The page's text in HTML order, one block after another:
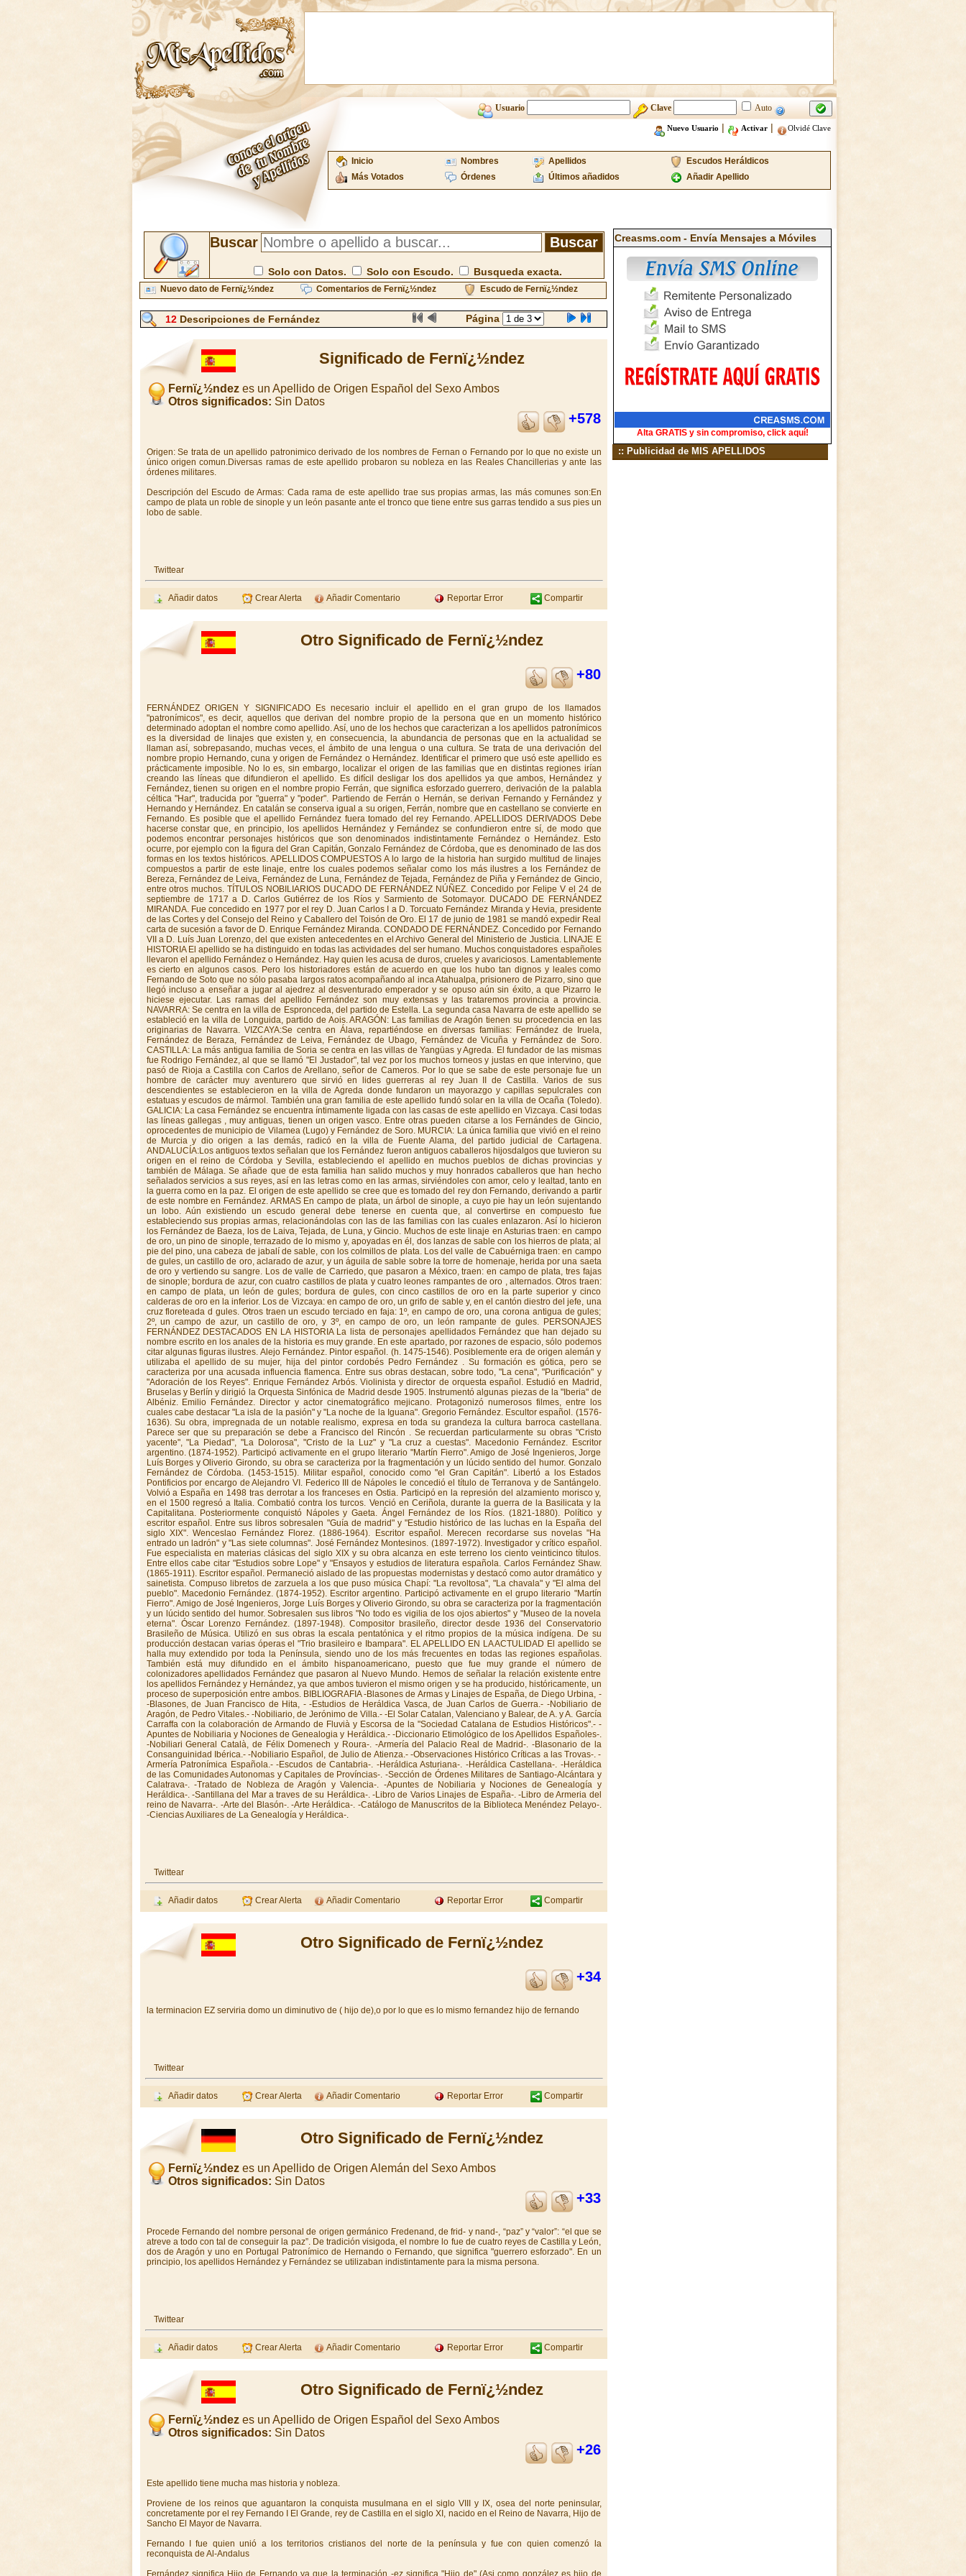
Usuario Clave Auto
Nuevo Usuario | Activar| Olvidé Clave
Inicio Nombres Apellidos
Escudos Heráldicos
Más Votados
Órdenes Últimos añadidos Añadir Apellido
Buscar
Solo con Datos. Solo con Escudo. Busqueda exacta.
Nuevo dato de Fernï¿½ndez Comentarios de Fernï¿½ndez Escudo de Fernï¿½ndez
12 Descripciones de Fernández Página
Significado de Fernï¿½ndez
Fernï¿½ndezes un Apellido de Origen Español del Sexo Ambos
Otros significados: Sin Datos
+578
Origen: Se trata de un apellido patronimico derivado de los nombres de Fernan o Fernando por lo que no existe un
único origen comun.Diversas ramas de este apellido probaron su nobleza en las Reales Chancillerias y ante las
órdenes militares.
Descripción del Escudo de Armas: Cada rama de este apellido trae sus propias armas, las más comunes son:En
campo de plata un roble de sinople y un león pasante ante el tronco que tiene entre sus garras tendido a sus pies un
lobo de sable.
Twittear
Añadir datos Crear Alerta Añadir Comentario Reportar Error Compartir
Otro Significado de Fernï¿½ndez
+80
FERNÁNDEZ ORIGEN Y SIGNIFICADO Es necesario incluir el apellido en el gran grupo de los llamados "patronímicos", es decir, aquellos que derivan del nombre propio de la persona que en un momento histórico determinado adoptan el nombre como apellido. Así, uno de los hechos que caracterizan a los apellidos patronímicos es la diversidad de linajes que existen y, en consecuencia, la abundancia de personas que en la actualidad se llaman así, sobrepasando, muchas veces, el ámbito de una lengua o una cultura. Se trata de una derivación del nombre propio Hernando, cuna y origen de Fernández o Hernández. Identificar el primero que usó este apellido es prácticamente imposible. No lo es, sin embargo, localizar el origen de las familias que en distintas regiones irían creando las líneas que difundieron el apellido. Es difícil desligar los dos apellidos ya que ambos, Hernández y Fernández, tienen su origen en el nombre propio Ferrán, que significa esforzado guerrero, derivación de la palabla céltica "Har", traducida por "guerra" y "poder". Partiendo de Ferrán o Hernán, se derivan Fernando y Fernández y Hernando y Hernández. En catalán se conserva igual a su origen, Ferrán, nombre que en castellano se convierte en Fernando. Es posible que el apellido Fernández fuera tomado del rey Fernando. APELLIDOS DERIVADOS Debe hacerse constar que, en principio, los apellidos Hernández y Fernández se confundieron entre sí, de modo que podemos encontrar personajes históricos que son denominados indistintamente Fernández o Hernández. Esto ocurre, por ejemplo con la figura del Gran Capitán, Gonzalo Fernández de Córdoba, que es denominado de las dos formas en los textos históricos. APELLIDOS COMPUESTOS A lo largo de la historia han surgido multitud de linajes compuestos a partir de este linaje, entre los cuales podemos señalar como los más ilustres a los Fernández de Bereza, Fernández de Leiva, Fernández de Luna, Fernández de Tejada, Fernández de Piña y Fernández de Gincio, entre otros muchos. TÍTULOS NOBILIARIOS DUCADO DE FERNÁNDEZ NÚÑEZ. Concedido por Felipe V el 24 de septiembre de 1717 a D. Carlos Gutiérrez de los Ríos y Sarmiento de Sotomayor. DUCADO DE FERNÁNDEZ MIRANDA. Fue concedido en 1977 por el rey D. Juan Carlos I a D. Torcuato Fernández Miranda y Hevia, presidente de las Cortes y del Consejo del Reino y Caballero del Toisón de Oro. El 17 de junio de 1981 se mandó expedir Real carta de sucesión a favor de D. Enrique Fernández Miranda. CONDADO DE FERNÁNDEZ. Concedido por Fernando VII a D. Luís Juan Lorenzo, del que existen antecedentes en el Archivo General del Ministerio de Justicia. LINAJE E HISTORIA El apellido se ha distinguido en todas las actividades del ser humano. Muchos conquistadores españoles llevaron el apellido Fernández o Hernández. Hay quien les acusa de duros, crueles y avariciosos. Lamentablemente es cierto en algunos casos. Pero los historiadores están de acuerdo en que los hubo tan dignos y leales como Fernando de Soto que no sólo pasaba largos ratos acompañando al inca Atahualpa, prisionero de Pizarro, sino que llegó incluso a enseñar a jugar al ajedrez al desventurado emperador y se opuso aún sin éxito, a que Pizarro le hiciese ejecutar. Las ramas del apellido Fernández son muy extensas y las trataremos provincia a provincia. NAVARRA: Se centra en la villa de Espronceda, del partido de Estella. La segunda casa Navarra de este apellido se estableció en la villa de Longuida, partido de Aois. ARAGÓN: Las familias de Aragón tienen su procedencia en las originarias de Navarra. VIZCAYA:Se centra en Álava, repartiéndose en diversas familias: Fernández de Iruela, Fernández de Beraza, Fernández de Leiva, Fernández de Ubago, Fernández de Vicuña y Fernández de Soro. CASTILLA: La más antigua familia de Soria se centra en las villas de Yangüas y Agreda. El fundador de las mismas fue Rodrigo Fernández, al que se llamó "El Justador", tal vez por los muchos torneos y justas en que intervino, que pasó de Rioja a Castilla con Carlos de Arellano, señor de Cameros. Por lo que se sabe de este personaje fue un hombre de carácter muy aventurero que sirvió en lides guerreras al rey Juan II de Castilla. Varios de sus descendientes se establecieron en la villa de Agreda donde fundaron un mayorazgo y capillas sepulcrales con estatuas y escudos de mármol. También una gran familia de este apellido fundó solar en la villa de Ocaña (Toledo). GALICIA: La casa Fernández se encuentra íntimamente ligada con las casas de este apellido en Vizcaya. Casi todas las líneas gallegas , muy antiguas, tienen un origen vasco. Entre otras pueden citarse a los Fernándes de Gincio, oprocedentes de municipio de Vilamea (Lugo) y Fernández de Soro. MURCIA: La única familia que vivió en el reino de Murcia y dio origen a las demás, radicó en la villa de Fuente Alama, del partido judicial de Cartagena. ANDALUCÍA:Los antiguos textos señalan que los Fernández fueron antiguos caballeros hijosdalgos que tuvieron su origen en el reino de Córdoba y Sevilla, estableciendo el apellido en muchos pueblos de dichas provincias y también de Málaga. Se añade que de esta familia han salido muchos y muy honrados caballeros que han hecho señalados servicios a sus reyes, así en las letras como en las armas, sirviéndoles con amor, celo y lealtad, tanto en la guerra como en la paz. El origen de este apellido se cree que es tomado del rey don Fernando, derivando a partir de este nombre en Fernández. ARMAS En campo de plata, un árbol de sinople, a cuyo pie hay un león sujentando un lobo. Aún existiendo un escudo general debe tenerse en cuenta que, al convertirse en compuesto fue estableciendo sus propias armas, relacionándolas con las de las familias con las cuales enlazaron. Así lo hicieron los Fernández de Baeza, los de Laiva, Tejada, de Luna, y Gincio. Muchos de este linaje en Asturias traen: en campo de oro, un pino de sinople, terrazado de lo mismo y, apoyadas en él, dos lanzas de sable con los hierros de plata; al pie del pino, una cabeza de jabalí de sable, con los colmillos de plata. Los del valle de Cabuérniga traen: en campo de gules, un castillo de oro, aclarado de azur, y un águila de sable sobre la torre de homenaje, herida por una saeta de oro y vertiendo su sangre. Los de valle de Carriedo, que pasaron a México, traen: en campo de plata, tres fajas de sinople; bordura de azur, con cuatro castillos de plata y cuatro leones rampantes de oro , alternados. Otros traen: en campo de plata, un león de gules; bordura de gules, con cinco castillos de oro en la parte superior y cinco calderas de oro en la inferior. Los de Vizcaya: en campo de oro, un grifo de sable y, en el cantón diestro del jefe, una cruz floreteada d gules. Otros traen un escudo terciado en faja: 1º, en campo de oro, una corona antigua de gules; 2º, un campo de azur, un castillo de oro, y 3º, en campo de oro, un león rampante de gules. PERSONAJES FERNÁNDEZ DESTACADOS EN LA HISTORIA La lista de personajes apellidados Fernández que han dejado su nombre escrito en los anales de la historia es muy grande. En este apartado, por razones de espacio, sólo podemos citar algunas figuras ilustres. Alejo Fernández. Pintor español. (h. 1475-1546). Posiblemente era de origen alemán y utilizaba el apellido de su mujer, hija del pintor cordobés Pedro Fernández . Su formación es gótica, pero se caracteriza por una acusada influencia flamenca. Entre sus obras destacan, sobre todo, "La cena", "Purificación" y "Adoración de los Reyes". Enrique Fernández Arbós. Violinista y director de orquesta español. Estudió en Madrid, Bruselas y Berlín y dirigió la Orquesta Sinfónica de Madrid desde 1905. Instrumentó algunas piezas de la "Iberia" de Albéniz. Emilio Fernández. Director y actor cinematográfico mejicano. Protagonizó numerosos filmes, entre los cuales cabe destacar "La isla de la pasión" y "La noche de la Iguana". Gregorio Fernández. Escultor español. (1576-1636). Su obra, impregnada de un notable realismo, expresa en toda su grandeza la cultura barroca castellana. Parece ser que su preparación se debe a Francisco del Rincón . Se recuerdan particularmente su obras "Cristo yacente", "La Piedad", "La Dolorosa", "Cristo de la Luz" y "La cruz a cuestas". Macedonio Fernández. Escritor argentino. (1874-1952). Participó activamente en el grupo literario "Martín Fierro". Amigo de José Ingenieros, Jorge Luís Borges y Oliverio Girondo, su obra se caracteriza por la fragmentación y un lúcido sentido del humor. Gonzalo Fernández de Córdoba. (1453-1515). Militar español, conocido como "el Gran Capitán". Libertó a los Estados Pontificios por encargo de Alejandro VI. Federico III de Nápoles le concedió el título de Terranova y de Santángelo. Volvió a España en 1498 tras derrotar a los franceses en Ostia. Participó en la represión del alzamiento morisco y, en el 1500 regresó a Italia. Combatió contra los turcos. Venció en Ceriñola, durante la guerra de la Basilicata y la Capitalitana. Posteriormente conquistó Nápoles y Gaeta. Ángel Fernández de los Ríos. (1821-1880). Político y escritor español. Entre sus libros sobresalen "Guía de madrid" y "Estudio histórico de las luchas en la España del siglo XIX". Wenceslao Fernández Florez. (1886-1964). Escritor español. Merecen recordarse sus novelas "Ha entrado un ladrón" y "Las siete columnas". José Fernández Montesinos. (1897-1972). Investigador y crítico español. Fue especialista en materias clásicas del siglo XIX y su obra alcanza en este terreno los ciento veinticinco títulos. Entre ellos cabe citar "Estudios sobre Lope" y "Ensayos y estudios de literatura española. Carlos Fernández Shaw. (1865-1911). Escritor español. Permaneció aislado de las propuestas modernistas y destacó como autor dramático y sainetista. Compuso libretos de zarzuela a los que puso música Chapí: "La revoltosa", "La chavala" y "El alma del pueblo". Macedonio Fernández. (1874-1952). Escritor argentino. Participó activamente en el grupo literario "Martín Fierro". Amigo de José Ingenieros, Jorge Luís Borges y Oliverio Girondo, su
Twittear
Añadir datos Crear Alerta Añadir Comentario Reportar Error Compartir
Otro Significado de Fernï¿½ndez
+34
la terminacion EZ serviria domo un diminutivo de ( hijo de),o por lo que es lo mismo fernandez hijo de fernando
Twittear
Añadir datos Crear Alerta Añadir Comentario Reportar Error Compartir
Otro Significado de Fernï¿½ndez
Fernï¿½ndezes un Apellido de Origen Alemán del Sexo Ambos
Otros significados: Sin Datos
+33
Procede Fernando del nombre personal de origen germánico Fredenand, de frid- y nand-, “paz” y “valor”: “el que se
atreve a todo con tal de conseguir la paz”. De tradición visigoda, el nombre lo fue de cuatro reyes de Castilla y León,
dos de Aragón y uno en Portugal Patronímico de Hernando o Fernando, que significa "guerrero esforzado". En un
principio, los apellidos Hernández y Fernández se utilizaban indistintamente para la misma persona.
Twittear
Añadir datos Crear Alerta Añadir Comentario Reportar Error Compartir
Otro Significado de Fernï¿½ndez
Fernï¿½ndezes un Apellido de Origen Español del Sexo Ambos
Otros significados: Sin Datos
+26
Este apellido tiene mucha mas historia y nobleza.
Proviene de los reinos que aguantaron la conquista musulmana en el siglo VIII y IX, osea del norte peninsular,
concretamente por el rey Fernando I El Grande, rey de Castilla en el siglo XI, nacido en el Reino de Navarra, Hijo de
Sancho El Mayor de Navarra.
Fernando I fue quien unió a los territorios cristianos del norte de la península y fue con quien comenzó la
reconquista de Al-Andalus
Fernández significa Hijo de Fernando ya que la terminación -ez significa "Hijo de" (Asi como gonzález es hijo de
Creasms.com - Envía Mensajes a Móviles
Alta GRATIS y sin compromiso, click aquí!
:: Publicidad de MIS APELLIDOS